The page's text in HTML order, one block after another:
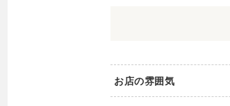
お店の雰囲気